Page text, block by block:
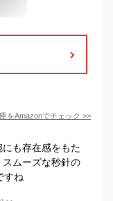
をAmazonでチェック >>
も存在感をもた
ムーズな秒針の
すね